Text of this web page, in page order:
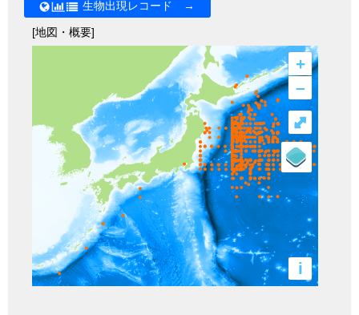
生物出現レコード →
[地図・概要]
+
–
i
⤢